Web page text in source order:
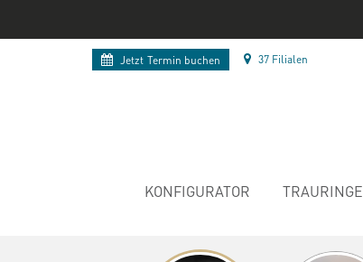
Jetzt Termin buchen 37 Filialen
KONFIGURATOR TRAURINGE